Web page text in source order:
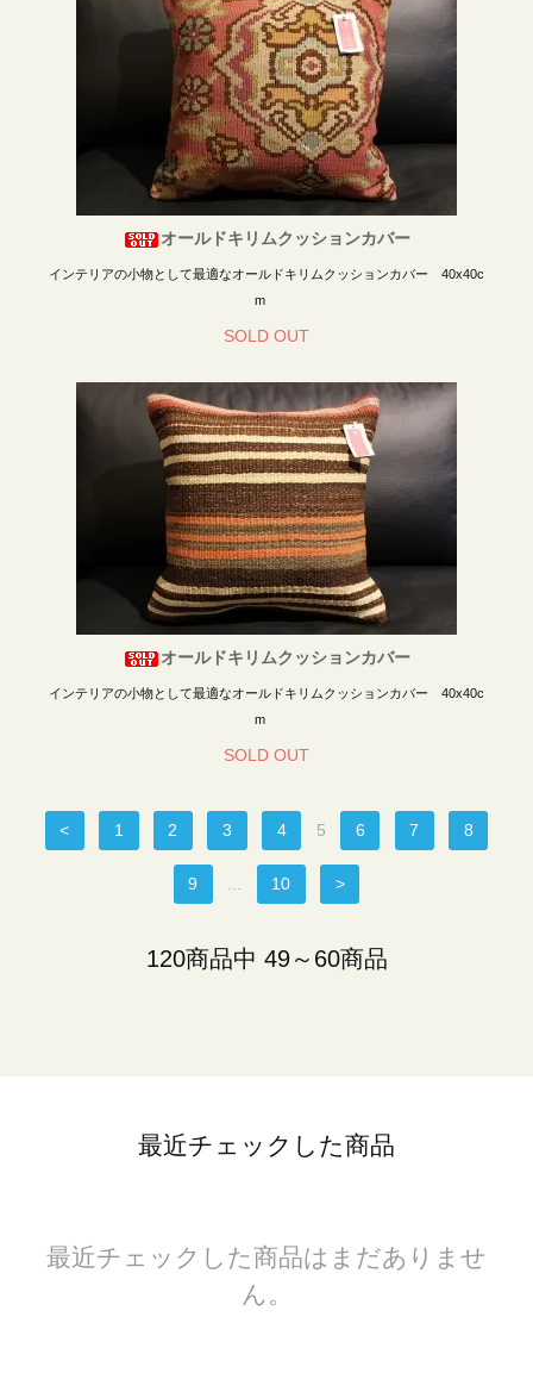
オールドキリムクッションカバー
インテリアの小物として最適なオールドキリムクッションカバー 40x40c
m
SOLD OUT
オールドキリムクッションカバー
インテリアの小物として最適なオールドキリムクッションカバー 40x40c
m
SOLD OUT
< 1 2 3 4 5 6 7 8
9 ... 10 >
120商品中 49～60商品
最近チェックした商品
最近チェックした商品はまだありませ
ん。